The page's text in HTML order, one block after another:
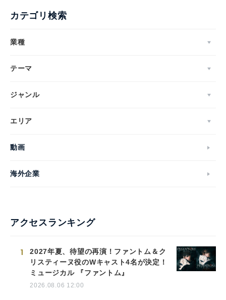
カテゴリ検索
業種
テーマ
ジャンル
エリア
動画
海外企業
アクセスランキング
1
2027年夏、待望の再演！ファントム＆ク
リスティーヌ役のWキャスト4名が決定！
ミュージカル 『ファントム』
2026.08.06 12:00